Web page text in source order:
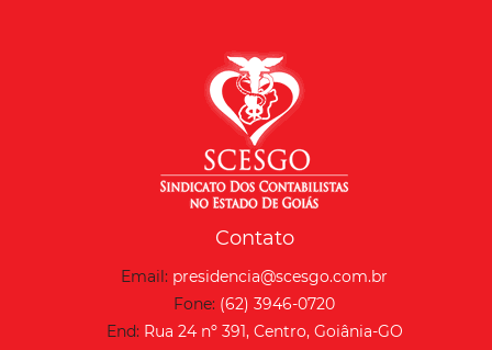
Contato
Email: presidencia@scesgo.com.br
Fone: (62) 3946-0720
End: Rua 24 nº 391, Centro, Goiânia-GO